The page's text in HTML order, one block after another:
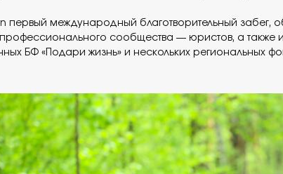
первый международный благотворительный забег,
сообщества — юристов, а также
БФ «Подари жизнь» и нескольких региональных